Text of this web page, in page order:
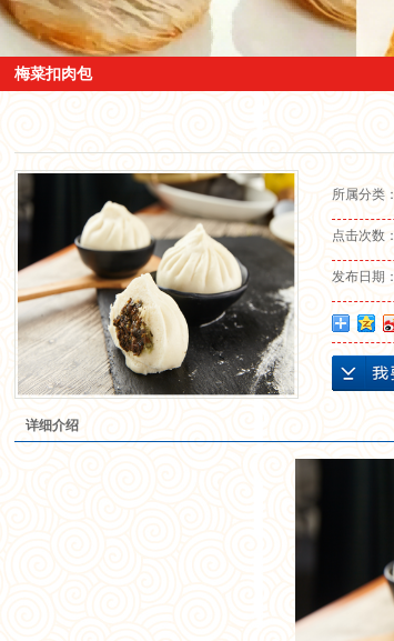
煎饺
枫叶黄金糕
银丝卷
小笼包
梅菜扣肉包
所属分类：
点击次数：
发布日期：
详细介绍